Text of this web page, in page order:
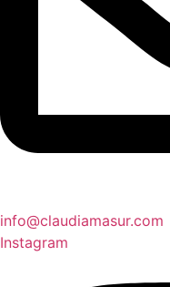
info@claudiamasur.com
Instagram